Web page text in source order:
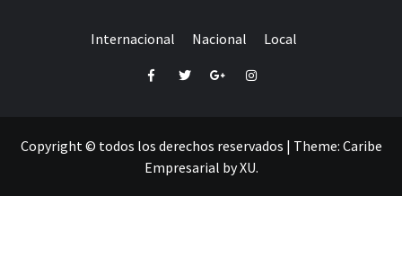
Internacional Nacional Local
FacebookTwitterGoogle+Instagram
Copyright © todos los derechos reservados | Theme: Caribe
Empresarial byXU.